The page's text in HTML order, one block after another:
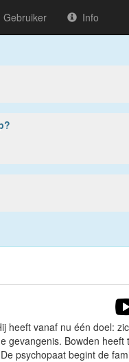
Gebruiker Info
heeft vanaf nu één doel:
gevangenis. Bowden
psychopaat begint de